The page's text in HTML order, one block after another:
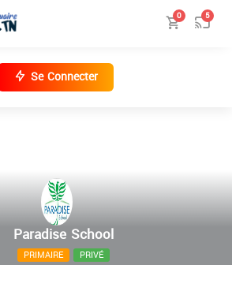
0 5
Se Connecter
Paradise School
PRIMAIRE PRIVÉ
El Mehdia- El Menzah5